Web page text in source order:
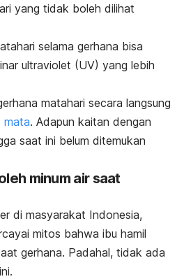
yang tidak boleh dilihat
selama gerhana bisa
ultraviolet (UV) yang lebih
matahari secara langsung
mata. Adapun kaitan dengan
saat ini belum ditemukan
minum air saat
di masyarakat Indonesia,
mitos bahwa ibu hamil
gerhana. Padahal, tidak ada